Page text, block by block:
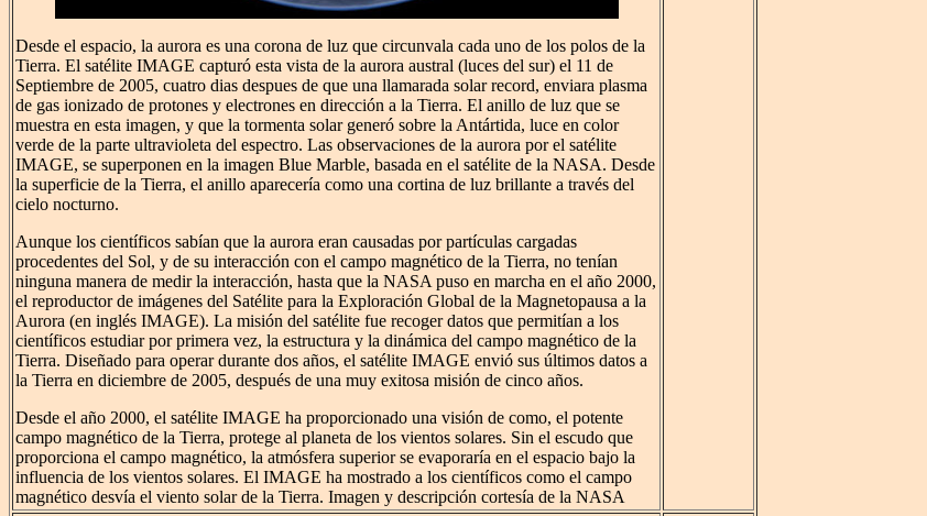
Desde el espacio, la aurora es una corona de luz que circunvala cada uno de los polos de la
Tierra. El satélite IMAGE capturó esta vista de la aurora austral (luces del sur) el 11 de
Septiembre de 2005, cuatro dias despues de que una llamarada solar record, enviara plasma
de gas ionizado de protones y electrones en dirección a la Tierra. El anillo de luz que se
muestra en esta imagen, y que la tormenta solar generó sobre la Antártida, luce en color
verde de la parte ultravioleta del espectro. Las observaciones de la aurora por el satélite
IMAGE, se superponen en la imagen Blue Marble, basada en el satélite de la NASA. Desde
la superficie de la Tierra, el anillo aparecería como una cortina de luz brillante a través del
cielo nocturno.
Aunque los científicos sabían que la aurora eran causadas por partículas cargadas
procedentes del Sol, y de su interacción con el campo magnético de la Tierra, no tenían
ninguna manera de medir la interacción, hasta que la NASA puso en marcha en el año 2000,
el reproductor de imágenes del Satélite para la Exploración Global de la Magnetopausa a la
Aurora (en inglés IMAGE). La misión del satélite fue recoger datos que permitían a los
científicos estudiar por primera vez, la estructura y la dinámica del campo magnético de la
Tierra. Diseñado para operar durante dos años, el satélite IMAGE envió sus últimos datos a
la Tierra en diciembre de 2005, después de una muy exitosa misión de cinco años.
Desde el año 2000, el satélite IMAGE ha proporcionado una visión de como, el potente
campo magnético de la Tierra, protege al planeta de los vientos solares. Sin el escudo que
proporciona el campo magnético, la atmósfera superior se evaporaría en el espacio bajo la
influencia de los vientos solares. El IMAGE ha mostrado a los científicos como el campo
magnético desvía el viento solar de la Tierra. Imagen y descripción cortesía de la NASA